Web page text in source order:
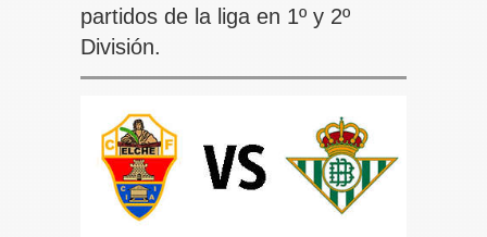
partidos de la liga en 1º y 2º
División.